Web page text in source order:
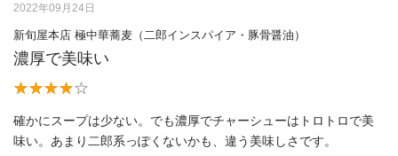
2022年09月24日
新旬屋本店 極中華蕎麦（二郎インスパイア・豚骨醤油）
濃厚で美味い
確かにスープは少ない。でも濃厚でチャーシューはトロトロで美
味い。あまり二郎系っぽくないかも、違う美味しさです。